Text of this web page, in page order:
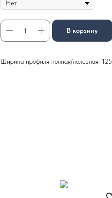
В корзину
Ширина профиля полная/полезная: